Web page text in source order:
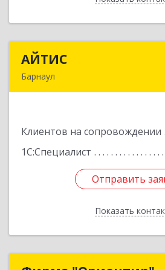
АЙТИС
Барнаул
Клиентов на сопровождении
1С:Специалист
Отправить
Показать
Отправить
Назад